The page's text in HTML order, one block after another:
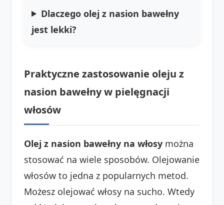
Dlaczego olej z nasion bawełny
jest lekki?
Praktyczne zastosowanie oleju z
nasion bawełny w pielęgnacji
włosów
Olej z nasion bawełny na włosy można
stosować na wiele sposobów. Olejowanie
włosów to jedna z popularnych metod.
Możesz olejować włosy na sucho. Wtedy